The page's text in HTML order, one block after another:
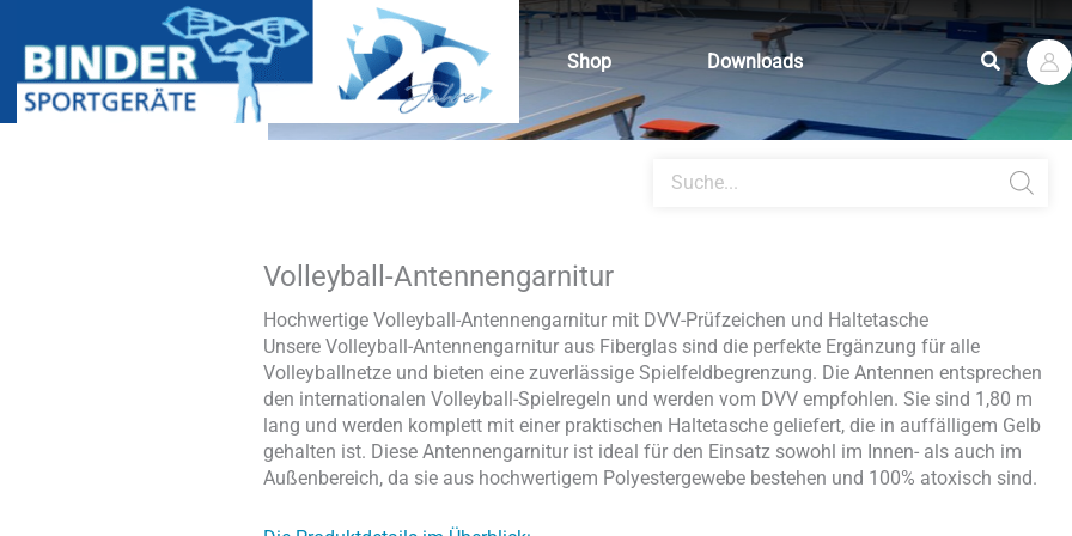
Shop Downloads Suchen
search
Volleyball-Antennengarnitur
Hochwertige Volleyball-Antennengarnitur mit DVV-Prüfzeichen und Haltetasche
Unsere Volleyball-Antennengarnitur aus Fiberglas sind die perfekte Ergänzung für alle
Volleyballnetze und bieten eine zuverlässige Spielfeldbegrenzung. Die Antennen entsprechen
den internationalen Volleyball-Spielregeln und werden vom DVV empfohlen. Sie sind 1,80 m
lang und werden komplett mit einer praktischen Haltetasche geliefert, die in auffälligem Gelb
gehalten ist. Diese Antennengarnitur ist ideal für den Einsatz sowohl im Innen- als auch im
Außenbereich, da sie aus hochwertigem Polyestergewebe bestehen und 100% atoxisch sind.
Volleyball-
Antennengarnitur
Menge